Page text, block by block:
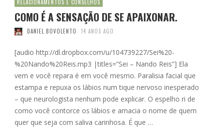
RELACIONAMENTOS E CONSELHOS
COMO É A SENSAÇÃO DE SE APAIXONAR.
DANIEL BOVOLENTO 14 ANOS AGO
[audio http://dl.dropbox.com/u/104739227/Sei%20-
%20Nando%20Reis.mp3 |titles=”Sei – Nando Reis”] Ela
vem e você repara é em você mesmo. Paralisia facial que
estampa e repuxa os lábios num tique nervoso inesperado
– que neurologista nenhum pode explicar. O espelho ri de
como você contorce os lábios e amacia o nome de quem
quer que seja com saliva carinhosa. É que …